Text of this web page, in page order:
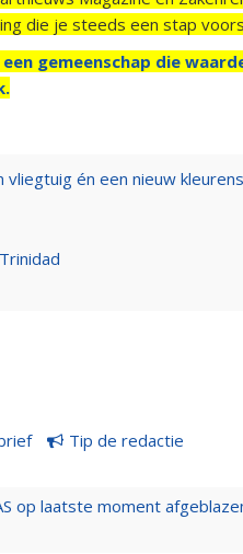
die je steeds een stap
gemeenschap die
én een nieuw
Tip de redactie
op laatste moment